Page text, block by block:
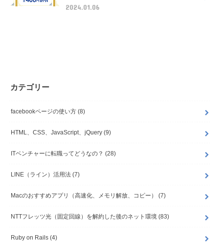
2024.01.06
カテゴリー
facebookページの使い方 (8)
HTML、CSS、JavaScript、jQuery (9)
ITベンチャーに転職ってどうなの？ (28)
LINE（ライン）活用法 (7)
Macのおすすめアプリ（高速化、メモリ解放、コピー） (7)
NTTフレッツ光（固定回線）を解約した後のネット環境 (83)
Ruby on Rails (4)